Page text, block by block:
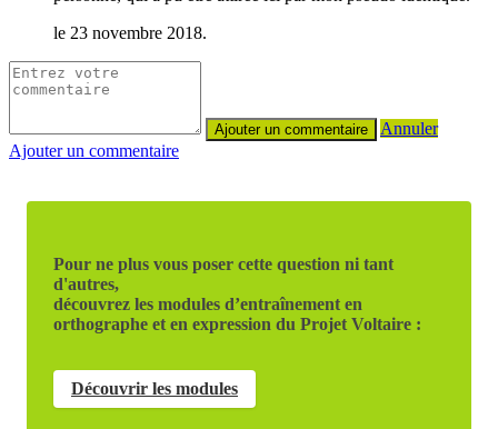
le 23 novembre 2018.
Annuler
Ajouter un commentaire
Pour ne plus vous poser cette question ni tant
d'autres,
découvrez les modules d’entraînement en
orthographe et en expression du Projet Voltaire :
Découvrir les modules